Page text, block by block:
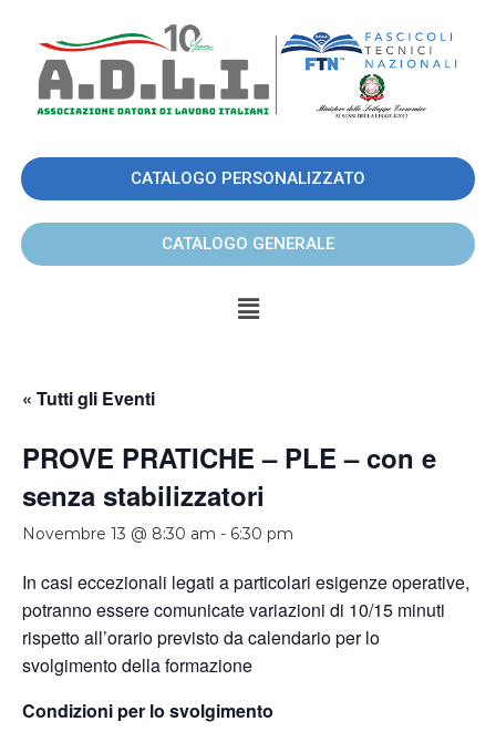
CATALOGO PERSONALIZZATO
CATALOGO GENERALE
« Tutti gli Eventi
PROVE PRATICHE – PLE – con e
senza stabilizzatori
Novembre 13 @ 8:30 am - 6:30 pm
In casi eccezionali legati a particolari esigenze operative,
potranno essere comunicate variazioni di 10/15 minuti
rispetto all’orario previsto da calendario per lo
svolgimento della formazione
Condizioni per lo svolgimento